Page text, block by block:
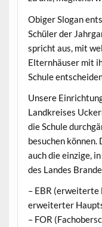
Obiger Slogan
Schüler der
spricht aus, mit
Elternhäuser mit
Schule
Unsere
Landkreises
die Schule
besuchen können.
auch die einzige,
des Landes
– EBR (erweiterte
erweiterter
– FOR